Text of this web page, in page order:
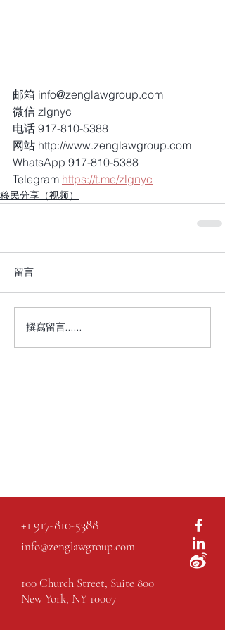
邮箱 info@zenglawgroup.com
微信 zlgnyc
电话 917-810-5388
网站 http://www.zenglawgroup.com
WhatsApp 917-810-5388
Telegram https://t.me/zlgnyc
移民分享（视频）
留言
撰寫留言......
+1 917-810-5388
info@zenglawgroup.com
100 Church Street, Suite 800
New York, NY 10007